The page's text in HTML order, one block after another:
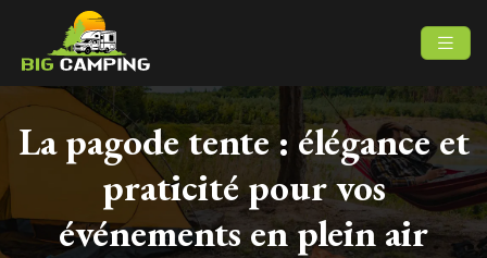
La pagode tente : élégance et
praticité pour vos
événements en plein air